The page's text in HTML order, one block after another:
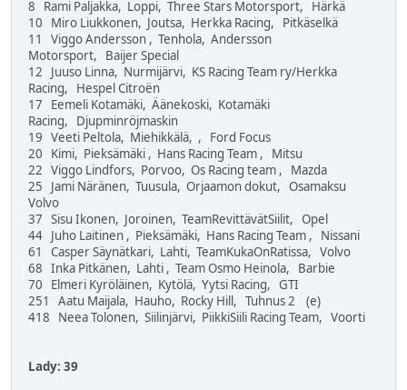
8 Rami Paljakka, Loppi, Three Stars Motorsport, Härkä
10 Miro Liukkonen, Joutsa, Herkka Racing, Pitkäselkä
11 Viggo Andersson , Tenhola, Andersson
Motorsport, Baijer Special
12 Juuso Linna, Nurmijärvi, KS Racing Team ry/Herkka
Racing, Hespel Citroën
17 Eemeli Kotamäki, Äänekoski, Kotamäki
Racing, Djupminröjmaskin
19 Veeti Peltola, Miehikkälä, , Ford Focus
20 Kimi, Pieksämäki , Hans Racing Team , Mitsu
22 Viggo Lindfors, Porvoo, Os Racing team , Mazda
25 Jami Näränen, Tuusula, Orjaamon dokut, Osamaksu
Volvo
37 Sisu Ikonen, Joroinen, TeamRevittävätSiilit, Opel
44 Juho Laitinen , Pieksämäki, Hans Racing Team , Nissani
61 Casper Säynätkari, Lahti, TeamKukaOnRatissa, Volvo
68 Inka Pitkänen, Lahti , Team Osmo Heinola, Barbie
70 Elmeri Kyröläinen, Kytölä, Yytsi Racing, GTI
251 Aatu Maijala, Hauho, Rocky Hill, Tuhnus 2 (e)
418 Neea Tolonen, Siilinjärvi, PiikkiSiili Racing Team, Voorti
Lady: 39